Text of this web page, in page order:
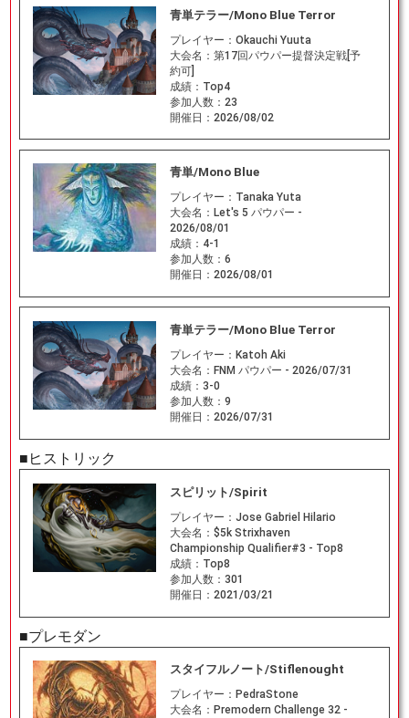
青単テラー/Mono Blue Terror
プレイヤー： Okauchi Yuuta
大会名： 第17回パウパー提督決定戦[予
約可]
成績： Top4
参加人数： 23
開催日： 2026/08/02
青単/Mono Blue
プレイヤー： Tanaka Yuta
大会名： Let's 5 パウパー -
2026/08/01
成績： 4-1
参加人数： 6
開催日： 2026/08/01
青単テラー/Mono Blue Terror
プレイヤー： Katoh Aki
大会名： FNM パウパー - 2026/07/31
成績： 3-0
参加人数： 9
開催日： 2026/07/31
■ヒストリック
スピリット/Spirit
プレイヤー： Jose Gabriel Hilario
大会名： $5k Strixhaven
Championship Qualifier#3 - Top8
成績： Top8
参加人数： 301
開催日： 2021/03/21
■プレモダン
スタイフルノート/Stiflenought
プレイヤー： PedraStone
大会名： Premodern Challenge 32 -